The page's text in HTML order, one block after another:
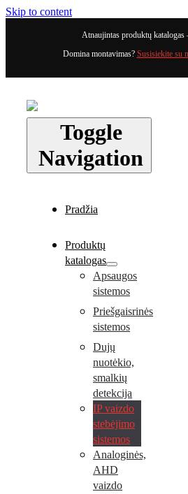
Skip to content
Atnaujintas produktų katalogas
Domina montavimas? Susisiekite su
Toggle
Navigation
Pradžia
Produktų
katalogas
Apsaugos
sistemos
Priešgaisrinės
sistemos
Dujų
nuotėkio,
smalkių
detekcija
IP vaizdo
stebėjimo
sistemos
Analoginės,
AHD
vaizdo